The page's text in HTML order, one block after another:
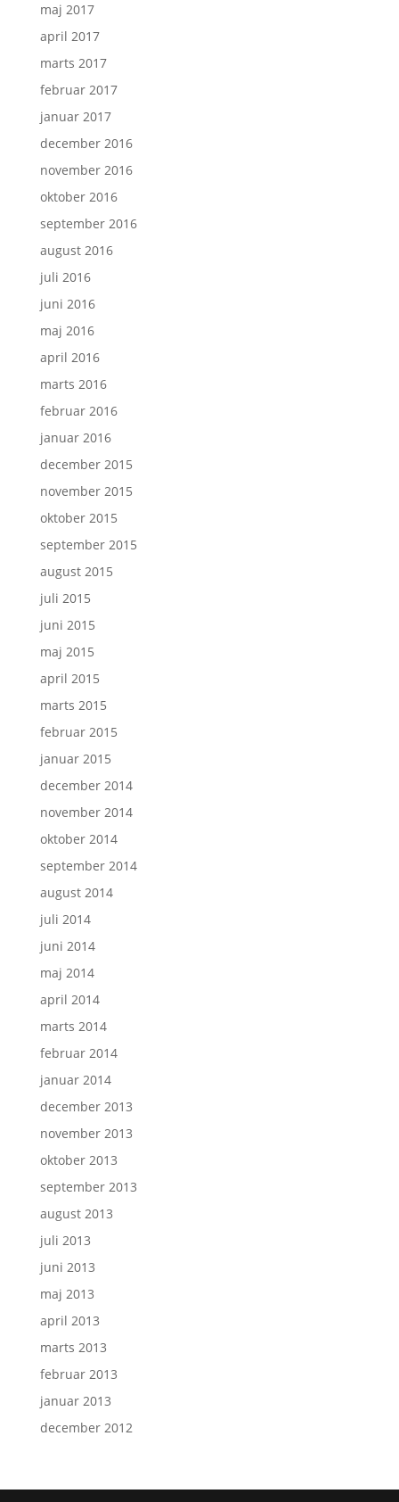
maj 2017
april 2017
marts 2017
februar 2017
januar 2017
december 2016
november 2016
oktober 2016
september 2016
august 2016
juli 2016
juni 2016
maj 2016
april 2016
marts 2016
februar 2016
januar 2016
december 2015
november 2015
oktober 2015
september 2015
august 2015
juli 2015
juni 2015
maj 2015
april 2015
marts 2015
februar 2015
januar 2015
december 2014
november 2014
oktober 2014
september 2014
august 2014
juli 2014
juni 2014
maj 2014
april 2014
marts 2014
februar 2014
januar 2014
december 2013
november 2013
oktober 2013
september 2013
august 2013
juli 2013
juni 2013
maj 2013
april 2013
marts 2013
februar 2013
januar 2013
december 2012